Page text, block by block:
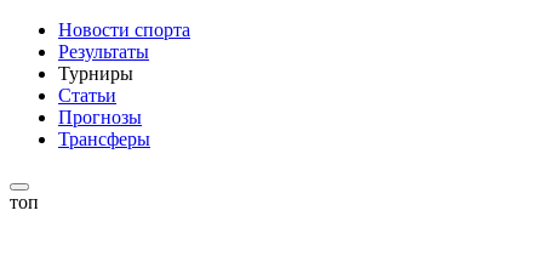
Новости спорта
Результаты
Турниры
Статьи
Прогнозы
Трансферы
топ